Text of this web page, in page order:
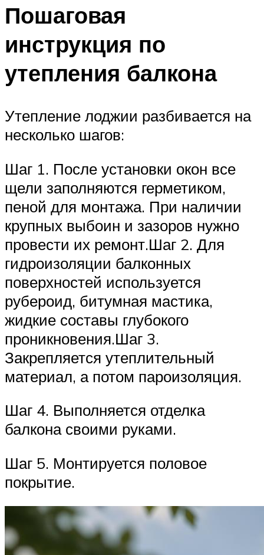
Пошаговая
инструкция по
утепления балкона
Утепление лоджии разбивается на
несколько шагов:
Шаг 1. После установки окон все
щели заполняются герметиком,
пеной для монтажа. При наличии
крупных выбоин и зазоров нужно
провести их ремонт.Шаг 2. Для
гидроизоляции балконных
поверхностей используется
рубероид, битумная мастика,
жидкие составы глубокого
проникновения.Шаг 3.
Закрепляется утеплительный
материал, а потом пароизоляция.
Шаг 4. Выполняется отделка
балкона своими руками.
Шаг 5. Монтируется половое
покрытие.